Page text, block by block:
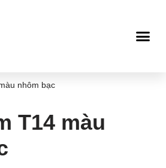
nhôm bạc
T14 màu